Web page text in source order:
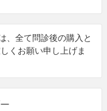
、全て問診後の購⼊と
くお願い申し上げま